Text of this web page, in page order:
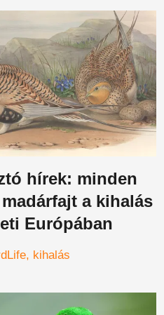
hírek: minden
a kihalás
Európában
kihalás